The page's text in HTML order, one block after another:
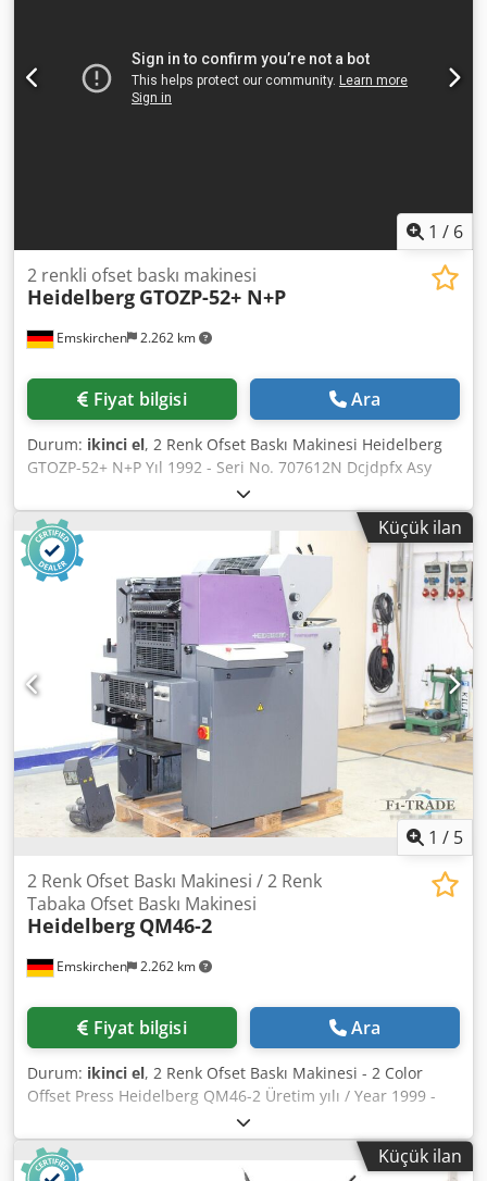
1 / 6
Emskirchen 2.262 km
2 renkli ofset baskı makinesi
Heidelberg GTOZP-52+ N+P
Fiyat bilgisi Ara
Durum: ikinci el, 2 Renk Ofset Baskı Makinesi Heidelberg
GTOZP-52+ N+P Yıl 1992 - Seri No. 707612N Dcjdpfx Asy
Ndhkskisk Maksimum boyut: 360 x 520 mm 53 milyon baskı
Alcolor nemlendirme sistemi, Baldwin ile Plus versiyonu –
numaralandırma ve perforaj ünitesi Çevirici 2/0 (perfectör)
Kullanım kılavuzları dahil WhatsApp, MS Zoom, Telegram
üzerinden çevrimiçi video incelemesi Stokta
Emskirchen/Nürnberg – Hemen teslim – Test edilebilir
Küçük ilan
1 / 5
Emskirchen 2.262 km
2 Renk Ofset Baskı Makinesi / 2 Renk
Tabaka Ofset Baskı Makinesi
Heidelberg QM46-2
Fiyat bilgisi Ara
Durum: ikinci el, 2 Renk Ofset Baskı Makinesi - 2 Color
Offset Press Heidelberg QM46-2 Üretim yılı / Year 1999 -
Seri No: 959690 Tabaka ebatı / Sheet size min. 140 mm ×
89 mm - maks. 340 x 460 mm Baskı hızı / Printing Speed
maks. 10.000 sayfa/saat Kalınlık / Thickness 0,04 mm – 0,3
Küçük ilan